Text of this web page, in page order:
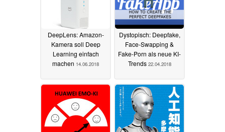
DeepLens: Amazon-
Kamera soll Deep
Learning einfach
machen 14.06.2018
Dystopisch: Deepfake,
Face-Swapping &
Fake-Porn als neue KI-
Trends 22.04.2018